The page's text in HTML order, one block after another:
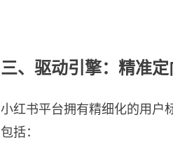
三、驱动引擎：精准
小红书平台拥有精细化的用户
包括：